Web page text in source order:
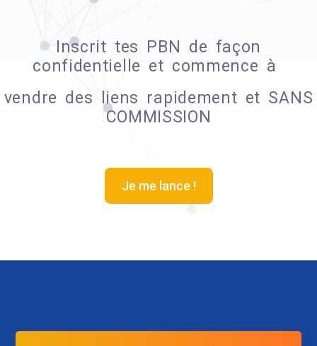
Inscrit tes PBN de façon
confidentielle et commence à
vendre des liens rapidement et SANS
COMMISSION
Je me lance !